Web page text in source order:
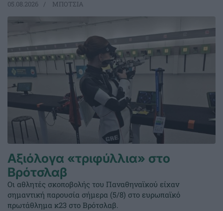
05.08.2026 ΜΠΟΤΣΙΑ
Αξιόλογα «τριφύλλια» στο
Βρότσλαβ
Οι αθλητές σκοποβολής του Παναθηναϊκού είχαν
σημαντική παρουσία σήμερα (5/8) στο ευρωπαϊκό
πρωτάθλημα κ23 στο Βρότσλαβ.